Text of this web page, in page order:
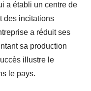
a établi un centre de
des incitations
a réduit ses
sa production
illustre le
le pays.